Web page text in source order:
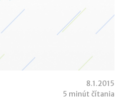
8.1.2015
5 minút čítania